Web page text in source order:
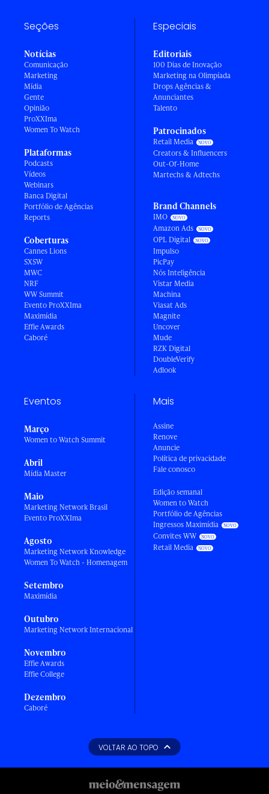
Seções
Notícias
Comunicação
Marketing
Mídia
Gente
Opinião
ProXXIma
Women To Watch
Plataformas
Podcasts
Vídeos
Webinars
Banca Digital
Portfólio de Agências
Reports
Coberturas
Cannes Lions
SXSW
MWC
NRF
WW Summit
Evento ProXXIma
Maximídia
Effie Awards
Caboré
Especiais
Editoriais
100 Dias de Inovação
Marketing na Olimpíada
Drops Agências &
Anunciantes
Talento
Patrocinados
Retail Media
Creators & Influencers
Out-Of-Home
Martechs & Adtechs
Brand Channels
IMO
Amazon Ads
OPL Digital
Impulso
PicPay
Nós Inteligência
Vistar Media
Machina
Viasat Ads
Magnite
Uncover
Mude
RZK Digital
DoubleVerify
Adlook
Eventos
Março
Women to Watch Summit
Abril
Mídia Master
Maio
Marketing Network Brasil
Evento ProXXIma
Agosto
Marketing Network Knowledge
Women To Watch - Homenagem
Setembro
Maximídia
Outubro
Marketing Network Internacional
Novembro
Effie Awards
Effie College
Dezembro
Caboré
Mais
Assine
Renove
Anuncie
Política de privacidade
Fale conosco
Edição semanal
Women to Watch
Portfólio de Agências
Ingressos Maximídia
Convites WW
Retail Media
VOLTAR AO TOPO